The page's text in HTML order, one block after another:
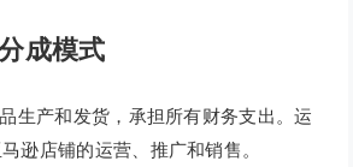
成模式
生产和发货，承担所有财务支出。运
逊店铺的运营、推广和销售。